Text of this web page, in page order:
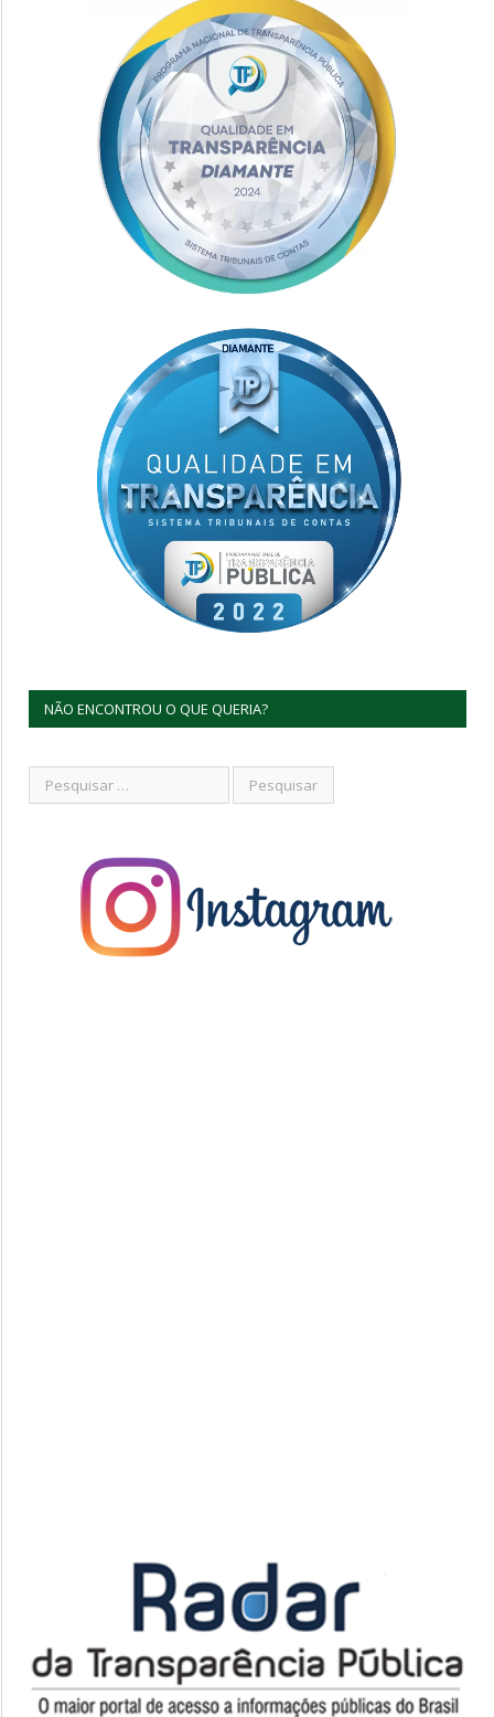
NÃO ENCONTROU O QUE QUERIA?